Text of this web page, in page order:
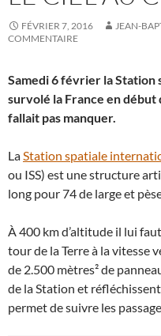
FÉVRIER 7, 2016 JEAN-
COMMENTAIRE
Samedi 6 février la Station
survolé la France en début
fallait pas manquer.
LaStation spatiale
ou ISS) est une structure
long pour 74 de large et
À 400 km d’altitude il lui
tour de la Terre à la vitesse
de 2.500 mètres² de
de la Station et
permet de suivre les